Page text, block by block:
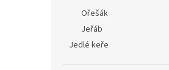
Ořešák
Jeřáb
Jedlé keře